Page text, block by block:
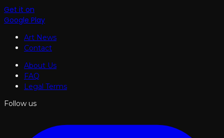
Get it on
Google Play
Art News
Contact
About Us
FAQ
Legal Terms
Follow us